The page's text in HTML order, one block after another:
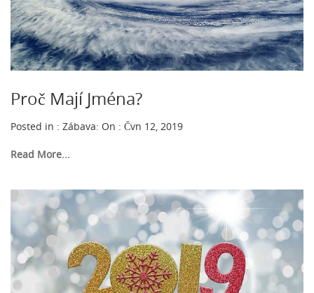
Proč Mají Jména?
Posted in : Zábava: On : Čvn 12, 2019
Read More...